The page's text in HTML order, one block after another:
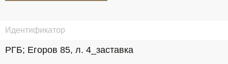
Идентификатор
РГБ; Егоров 85, л. 4_заставка